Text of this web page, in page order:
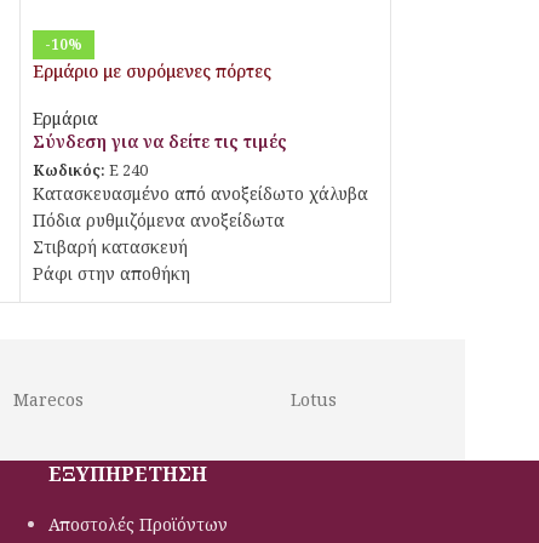
-10%
Ερμάριο με συρόμενες πόρτες
Ερμάρια
Σύνδεση για να δείτε τις τιμές
Κωδικός: E 240
Κατασκευασμένο από ανοξείδωτο χάλυβα
Πόδια ρυθμιζόμενα ανοξείδωτα
Στιβαρή κατασκευή
Ράφι στην αποθήκη
Πόρτες συρόμενες
Marecos Lotus
ΕΞΥΠΗΡΕΤΗΣΗ
Αποστολές Προϊόντων